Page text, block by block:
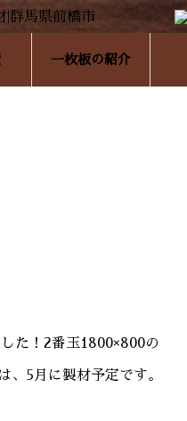
一枚板の紹介
た！2番玉1800×800の
、5月に製材予定です。